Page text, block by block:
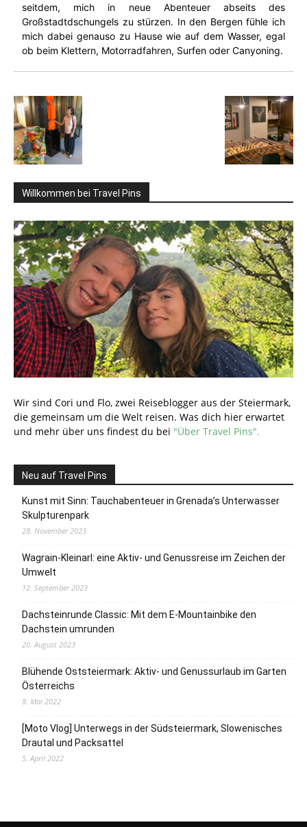
seitdem, mich in neue Abenteuer abseits des
Großstadtdschungels zu stürzen. In den Bergen fühle ich
mich dabei genauso zu Hause wie auf dem Wasser, egal
ob beim Klettern, Motorradfahren, Surfen oder Canyoning.
Willkommen bei Travel Pins
Wir sind Cori und Flo, zwei Reiseblogger aus der Steiermark,
die gemeinsam um die Welt reisen. Was dich hier erwartet
und mehr über uns findest du bei "Über Travel Pins".
Neu auf Travel Pins
Kunst mit Sinn: Tauchabenteuer in Grenada’s Unterwasser
Skulpturenpark
28. November 2023
Wagrain-Kleinarl: eine Aktiv- und Genussreise im Zeichen der
Umwelt
12. September 2023
Dachsteinrunde Classic: Mit dem E-Mountainbike den
Dachstein umrunden
20. August 2023
Blühende Oststeiermark: Aktiv- und Genussurlaub im Garten
Österreichs
8. Mai 2022
[Moto Vlog] Unterwegs in der Südsteiermark, Slowenisches
Drautal und Packsattel
5. April 2022